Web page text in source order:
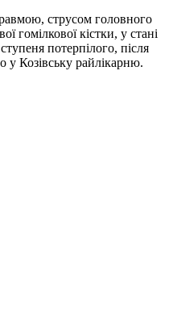
струсом головного
гомілкової кістки, у стані
потерпілого, після
у Козівську райлікарню.